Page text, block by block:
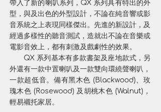
帶入了新的喇叭系列，QX 系列具有特出的外
型，與及出色的外型設計，不論在純音響或影
音系統之上表現同樣傑出。先進的新設計，及
經過多樣性的聽音測試，造就出不論在音樂或
電影音效上，都有刺激及戲劇性的效果。
QX 系列基本有多款書架及座地款式，另
外還有一款中置喇叭及一款雙向環繞聲喇叭，
一款超低音。備有黑木色 (Blackwood)、玫
瑰木色 (Rosewood) 及胡桃木色 (Walnut)，
輕易襯托家居。